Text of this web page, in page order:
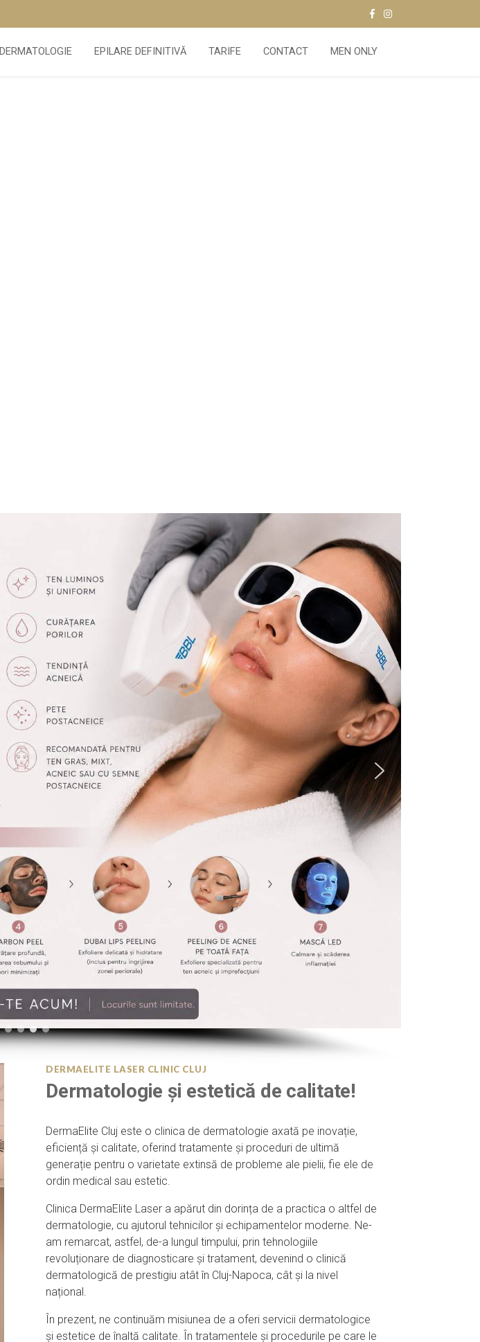
DERMATOLOGIE EPILARE DEFINITIVĂ TARIFE CONTACT MEN ONLY
DERMAELITE LASER CLINIC CLUJ
Dermatologie și estetică de calitate!
DermaElite Cluj este o clinica de dermatologie axată pe inovație,
eficiență și calitate, oferind tratamente și proceduri de ultimă
generație pentru o varietate extinsă de probleme ale pielii, fie ele de
ordin medical sau estetic.
Clinica DermaElite Laser a apărut din dorința de a practica o altfel de
dermatologie, cu ajutorul tehnicilor și echipamentelor moderne. Ne-
am remarcat, astfel, de-a lungul timpului, prin tehnologiile
revoluționare de diagnosticare și tratament, devenind o clinică
dermatologică de prestigiu atât în Cluj-Napoca, cât și la nivel
național.
În prezent, ne continuăm misiunea de a oferi servicii dermatologice
și estetice de înaltă calitate. În tratamentele și procedurile pe care le